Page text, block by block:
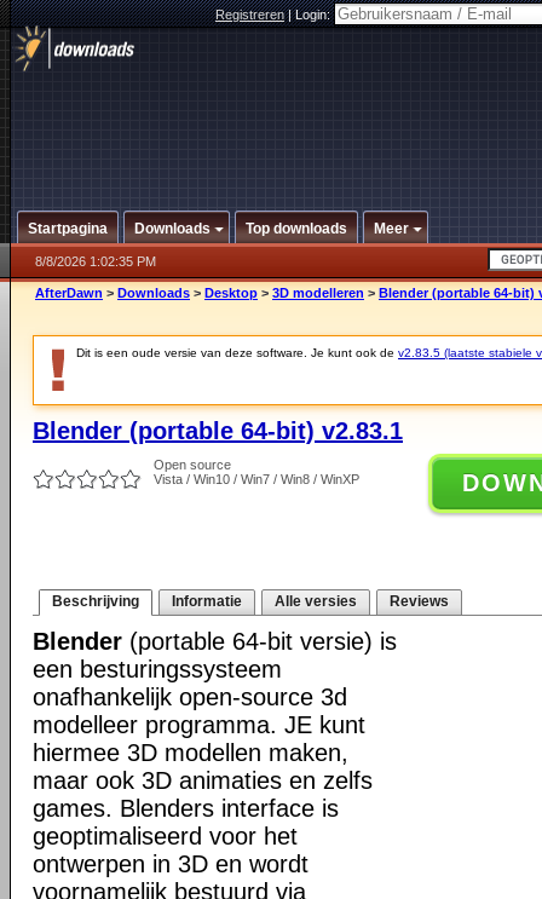
Registreren|Login:
Startpagina Downloads Top downloads Meer
8/8/2026 1:02:35 PM
AfterDawn > Downloads > Desktop > 3D modelleren > Blender (portable 64-bit)
Dit is een oude versie van deze software. Je kunt ook de v2.83.5 (laatste stabiele
Blender (portable 64-bit) v2.83.1
Open source
Vista / Win10 / Win7 / Win8 / WinXP
Beschrijving Informatie Alle versies Reviews
Blender (portable 64-bit versie) is
een besturingssysteem
onafhankelijk open-source 3d
modelleer programma. JE kunt
hiermee 3D modellen maken,
maar ook 3D animaties en zelfs
games. Blenders interface is
geoptimaliseerd voor het
ontwerpen in 3D en wordt
voornamelijk bestuurd via